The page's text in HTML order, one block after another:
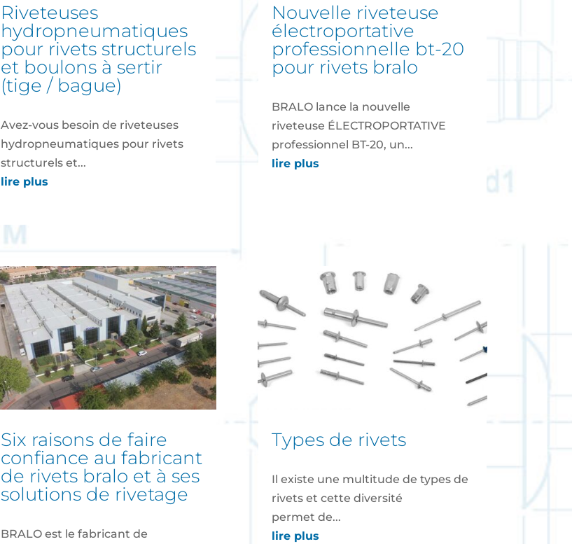
riveteuses
hydropneumatiques
pour rivets structurels
et boulons à sertir
(tige / bague)
Avez-vous besoin de riveteuses
hydropneumatiques pour rivets
structurels et...
lire plus
six raisons de faire
confiance au fabricant
de rivets bralo et à ses
solutions de rivetage
BRALO est le fabricant de
nouvelle riveteuse
électroportative
professionnelle bt-20
pour rivets bralo
BRALO lance la nouvelle
riveteuse ÉLECTROPORTATIVE
professionnel BT-20, un...
lire plus
types de rivets
Il existe une multitude de types de
rivets et cette diversité
permet de...
lire plus